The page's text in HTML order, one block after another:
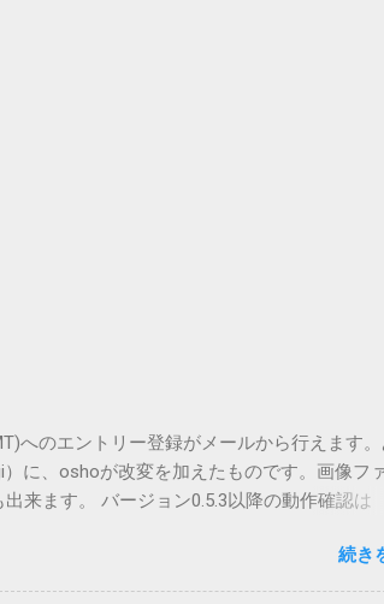
へのエントリー登録がメールから行えます
に、oshoが改変を加えたものです。画像フ
来ます。 バージョン0.5.3以降の動作確認は
4リリース）※0.6.3を公開しています。まだ
安定を求める方は0.5.3を、新版の機能が必
続き